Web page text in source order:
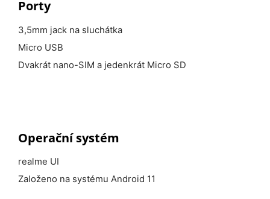
Porty
3,5mm jack na sluchátka
Micro USB
Dvakrát nano-SIM a jedenkrát Micro SD
Operační systém
realme UI
Založeno na systému Android 11